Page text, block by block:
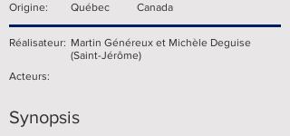
Origine:
Québec
Canada
Réalisateur: Martin Généreux et Michèle Deguise
(Saint-Jérôme)
Acteurs:
Synopsis